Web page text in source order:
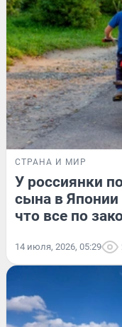
СТРАНА И МИР
У россиянки
сына в
что все по
14 июля, 2026, 05:29